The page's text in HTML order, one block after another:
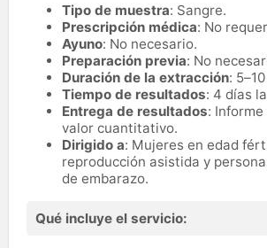
Tipo de muestra: Sangre.
Prescripción médica: No
Ayuno: No necesario.
Preparación previa: No
Duración de la extracción:
Tiempo de resultados: 4 días
Entrega de resultados:
valor cuantitativo.
Dirigido a: Mujeres en edad
reproducción asistida y
de embarazo.
Qué incluye el servicio: